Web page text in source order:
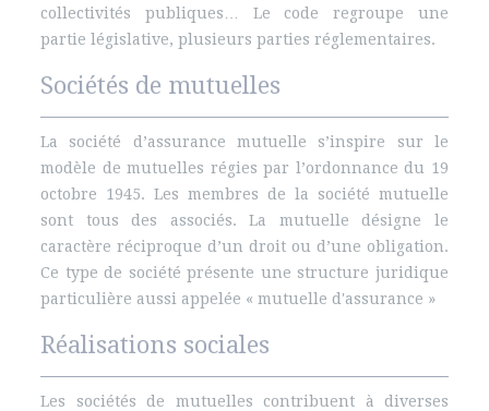
collectivités publiques… Le code regroupe une
partie législative, plusieurs parties réglementaires.
Sociétés de mutuelles
La société d’assurance mutuelle s’inspire sur le
modèle de mutuelles régies par l’ordonnance du 19
octobre 1945. Les membres de la société mutuelle
sont tous des associés. La mutuelle désigne le
caractère réciproque d’un droit ou d’une obligation.
Ce type de société présente une structure juridique
particulière aussi appelée « mutuelle d'assurance »
Réalisations sociales
Les sociétés de mutuelles contribuent à diverses